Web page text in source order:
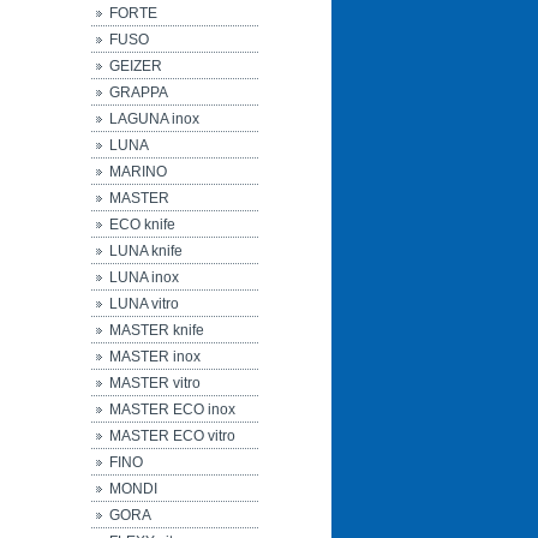
FORTE
FUSO
GEIZER
GRAPPA
LAGUNA inox
LUNA
MARINO
MASTER
ECO knife
LUNA knife
LUNA inox
LUNA vitro
MASTER knife
MASTER inox
MASTER vitro
MASTER ECO inox
MASTER ECO vitro
FINO
MONDI
GORA